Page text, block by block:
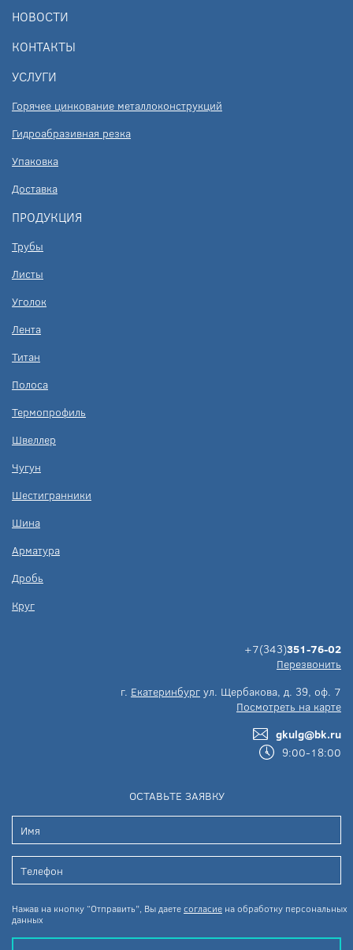
НОВОСТИ
КОНТАКТЫ
УСЛУГИ
Горячее цинкование металлоконструкций
Гидроабразивная резка
Упаковка
Доставка
ПРОДУКЦИЯ
Трубы
Листы
Уголок
Лента
Титан
Полоса
Термопрофиль
Швеллер
Чугун
Шестигранники
Шина
Арматура
Дробь
Круг
+7(343)351-76-02
Перезвонить
г. Екатеринбург ул. Щербакова, д. 39, оф. 7
Посмотреть на карте
gkulg@bk.ru
9:00-18:00
ОСТАВЬТЕ ЗАЯВКУ
Нажав на кнопку “Отправить”, Вы даетесогласие на обработку персональных
данных